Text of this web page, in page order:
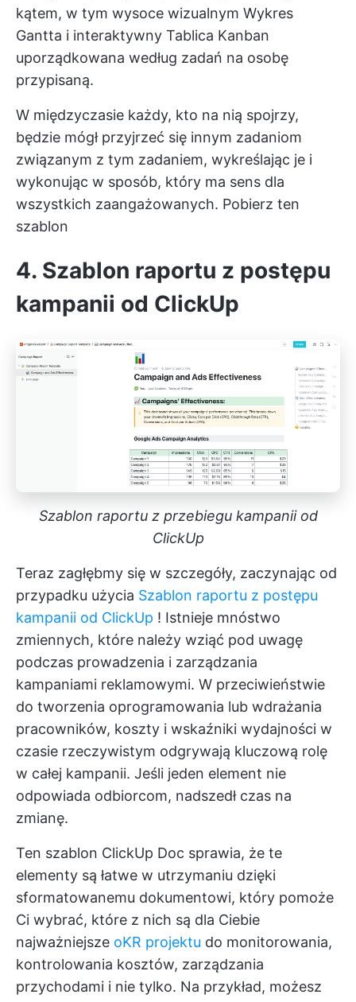
kątem, w tym wysoce wizualnym Wykres
Gantta i interaktywny Tablica Kanban
uporządkowana według zadań na osobę
przypisaną.
W międzyczasie każdy, kto na nią spojrzy,
będzie mógł przyjrzeć się innym zadaniom
związanym z tym zadaniem, wykreślając je i
wykonując w sposób, który ma sens dla
wszystkich zaangażowanych. Pobierz ten
szablon
4. Szablon raportu z postępu
kampanii od ClickUp
Szablon raportu z przebiegu kampanii od
ClickUp
Teraz zagłębmy się w szczegóły, zaczynając od
przypadku użycia Szablon raportu z postępu
kampanii od ClickUp ! Istnieje mnóstwo
zmiennych, które należy wziąć pod uwagę
podczas prowadzenia i zarządzania
kampaniami reklamowymi. W przeciwieństwie
do tworzenia oprogramowania lub wdrażania
pracowników, koszty i wskaźniki wydajności w
czasie rzeczywistym odgrywają kluczową rolę
w całej kampanii. Jeśli jeden element nie
odpowiada odbiorcom, nadszedł czas na
zmianę.
Ten szablon ClickUp Doc sprawia, że te
elementy są łatwe w utrzymaniu dzięki
sformatowanemu dokumentowi, który pomoże
Ci wybrać, które z nich są dla Ciebie
najważniejsze oKR projektu do monitorowania,
kontrolowania kosztów, zarządzania
przychodami i nie tylko. Na przykład, możesz